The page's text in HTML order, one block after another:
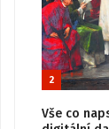
2
Vše co